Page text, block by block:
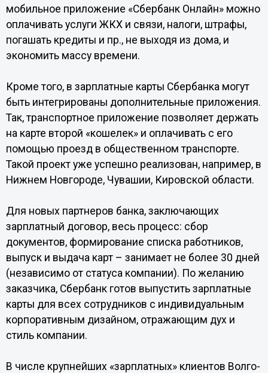
мобильное приложение «Сбербанк Онлайн» можно
оплачивать услуги ЖКХ и связи, налоги, штрафы,
погашать кредиты и пр., не выходя из дома, и
экономить массу времени.
Кроме того, в зарплатные карты Сбербанка могут
быть интегрированы дополнительные приложения.
Так, транспортное приложение позволяет держать
на карте второй «кошелек» и оплачивать с его
помощью проезд в общественном транспорте.
Такой проект уже успешно реализован, например, в
Нижнем Новгороде, Чувашии, Кировской области.
Для новых партнеров банка, заключающих
зарплатный договор, весь процесс: сбор
документов, формирование списка работников,
выпуск и выдача карт – занимает не более 30 дней
(независимо от статуса компании). По желанию
заказчика, Сбербанк готов выпустить зарплатные
карты для всех сотрудников с индивидуальным
корпоративным дизайном, отражающим дух и
стиль компании.
В числе крупнейших «зарплатных» клиентов Волго-